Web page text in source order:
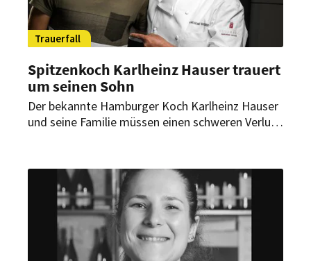
Trauerfall
Spitzenkoch Karlheinz Hauser trauert
um seinen Sohn
Der bekannte Hamburger Koch Karlheinz Hauser
und seine Familie müssen einen schweren Verlust
Halbmarathon zusammengebrochen und
verstarb einige Tage später.